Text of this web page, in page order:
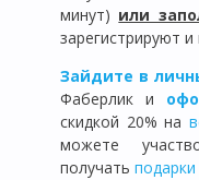
минут) или
зарегистрируют
Зайдите в
Фаберлик и
скидкой 20% на
можете
получать подарки